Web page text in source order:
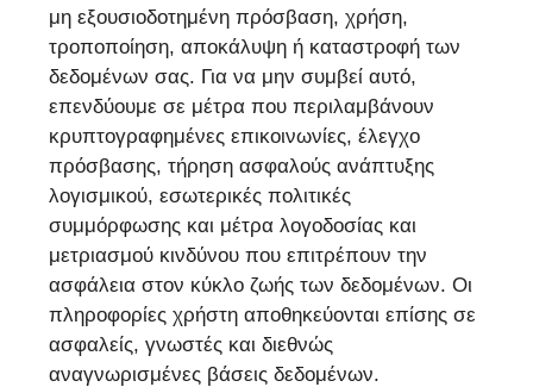
μη εξουσιοδοτημένη πρόσβαση, χρήση,
τροποποίηση, αποκάλυψη ή καταστροφή των
δεδομένων σας. Για να μην συμβεί αυτό,
επενδύουμε σε μέτρα που περιλαμβάνουν
κρυπτογραφημένες επικοινωνίες, έλεγχο
πρόσβασης, τήρηση ασφαλούς ανάπτυξης
λογισμικού, εσωτερικές πολιτικές
συμμόρφωσης και μέτρα λογοδοσίας και
μετριασμού κινδύνου που επιτρέπουν την
ασφάλεια στον κύκλο ζωής των δεδομένων. Οι
πληροφορίες χρήστη αποθηκεύονται επίσης σε
ασφαλείς, γνωστές και διεθνώς
αναγνωρισμένες βάσεις δεδομένων.